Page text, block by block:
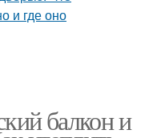
балкон и